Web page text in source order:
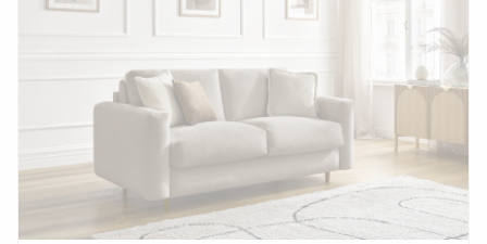
Aide et contact
Mieux nous connaître